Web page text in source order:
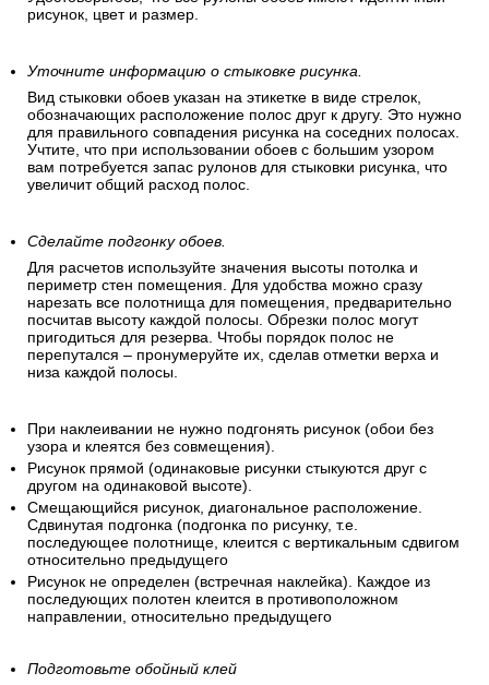
рисунок, цвет и размер.
Уточните информацию о стыковке рисунка.
Вид стыковки обоев указан на этикетке в виде стрелок,
обозначающих расположение полос друг к другу. Это нужно
для правильного совпадения рисунка на соседних полосах.
Учтите, что при использовании обоев с большим узором
вам потребуется запас рулонов для стыковки рисунка, что
увеличит общий расход полос.
Сделайте подгонку обоев.
Для расчетов используйте значения высоты потолка и
периметр стен помещения. Для удобства можно сразу
нарезать все полотнища для помещения, предварительно
посчитав высоту каждой полосы. Обрезки полос могут
пригодиться для резерва. Чтобы порядок полос не
перепутался – пронумеруйте их, сделав отметки верха и
низа каждой полосы.
При наклеивании не нужно подгонять рисунок (обои без
узора и клеятся без совмещения).
Рисунок прямой (одинаковые рисунки стыкуются друг с
другом на одинаковой высоте).
Смещающийся рисунок, диагональное расположение.
Сдвинутая подгонка (подгонка по рисунку, т.е.
последующее полотнище, клеится с вертикальным сдвигом
относительно предыдущего
Рисунок не определен (встречная наклейка). Каждое из
последующих полотен клеится в противоположном
направлении, относительно предыдущего
Подготовьте обойный клей